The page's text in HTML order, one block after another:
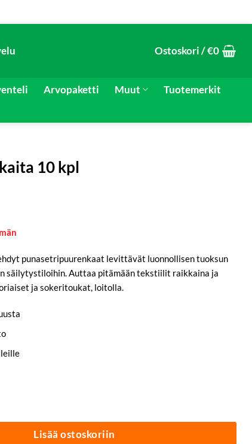
Ostoskori /€0
Arvopaketti Muut
Tuotemerkit
10 kpl
punasetripuurenkaat levittävät luonnollisen tuoksun
säilytystiloihin. Auttaa pitämään tekstiilit raikkaina ja
ja sokeritoukat, loitolla.
Red® määrä
Lisää ostoskoriin